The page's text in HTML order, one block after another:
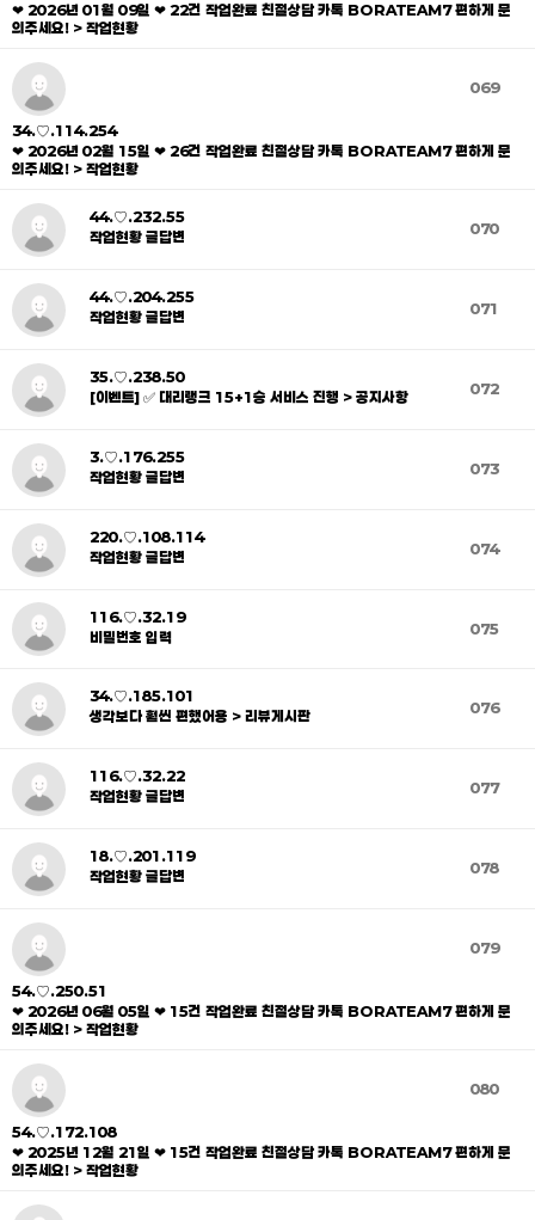
❤ 2026년 01월 09일 ❤ 22건 작업완료 친절상담 카톡 BORATEAM7 편하게 문
의주세요! > 작업현황
069
34.♡.114.254
❤ 2026년 02월 15일 ❤ 26건 작업완료 친절상담 카톡 BORATEAM7 편하게 문
의주세요! > 작업현황
070
44.♡.232.55
작업현황 글답변
071
44.♡.204.255
작업현황 글답변
072
35.♡.238.50
[이벤트] ✅ 대리랭크 15+1승 서비스 진행 > 공지사항
073
3.♡.176.255
작업현황 글답변
074
220.♡.108.114
작업현황 글답변
075
116.♡.32.19
비밀번호 입력
076
34.♡.185.101
생각보다 훨씬 편했어용 > 리뷰게시판
077
116.♡.32.22
작업현황 글답변
078
18.♡.201.119
작업현황 글답변
079
54.♡.250.51
❤ 2026년 06월 05일 ❤ 15건 작업완료 친절상담 카톡 BORATEAM7 편하게 문
의주세요! > 작업현황
080
54.♡.172.108
❤ 2025년 12월 21일 ❤ 15건 작업완료 친절상담 카톡 BORATEAM7 편하게 문
의주세요! > 작업현황